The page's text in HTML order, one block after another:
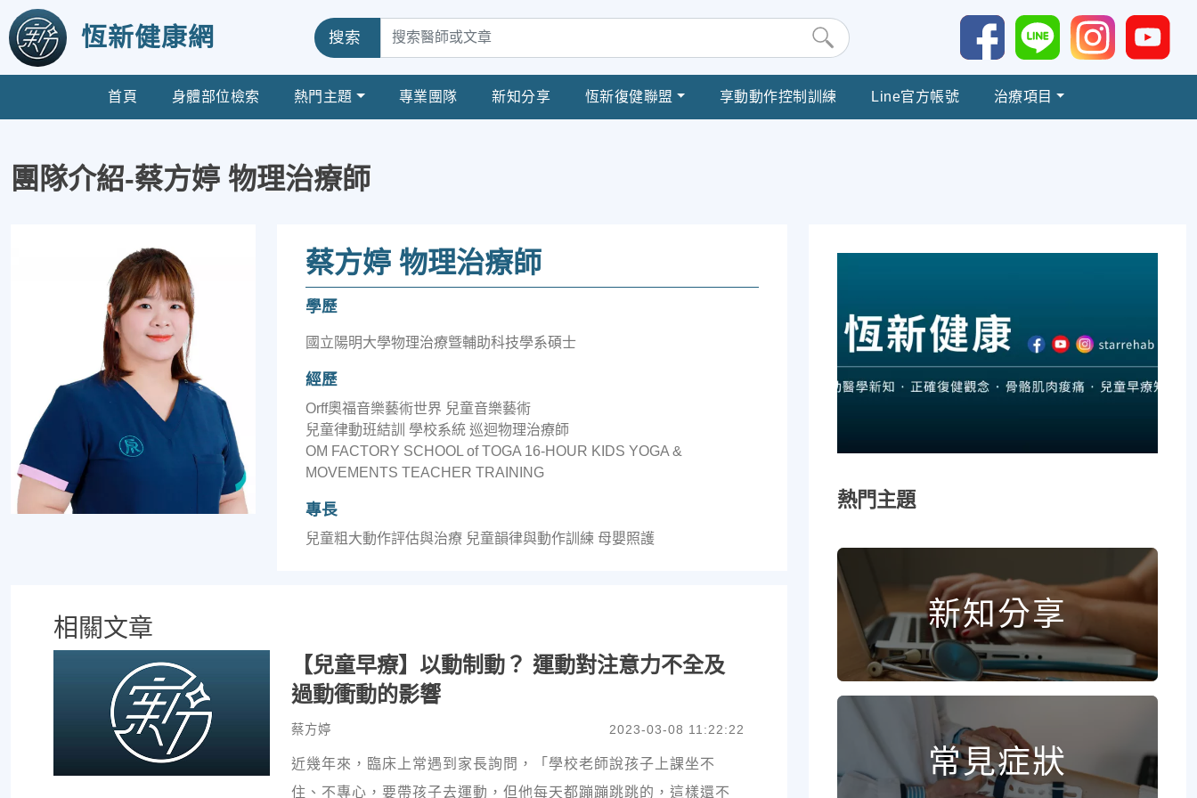
恆新健康網 搜索
首頁 身體部位檢索 熱門主題 專業團隊 新知分享 恆新復健聯盟 享動動作控制訓練 Line官方帳號 治療項目
團隊介紹-蔡方婷 物理治療師
蔡方婷 物理治療師
學歷
國立陽明大學物理治療曁輔助科技學系碩士
經歷
Orff奧福音樂藝術世界 兒童音樂藝術
兒童律動班結訓 學校系統 巡迴物理治療師
OM FACTORY SCHOOL of TOGA 16-HOUR KIDS YOGA &
MOVEMENTS TEACHER TRAINING
專長
兒童粗大動作評估與治療 兒童韻律與動作訓練 母嬰照護
相關文章
【兒童早療】以動制動？ 運動對注意力不全及
過動衝動的影響
蔡方婷 2023-03-08 11:22:22
近幾年來，臨床上常遇到家長詢問，「學校老師說孩子上課坐不
住、不專心，要帶孩子去運動，但他每天都蹦蹦跳跳的，這樣還不
熱門主題
新知分享
常見症狀